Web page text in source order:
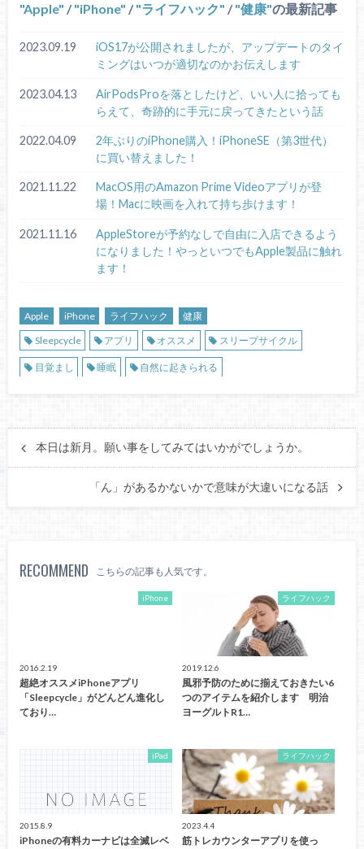
Apple / iPhone / ライフハック / 健康 の最新記事
2023.09.19
iOS17が公開されましたが、アップデートのタイ
ミングはいつが適切なのかお伝えします
2023.04.13
AirPodsProを落としたけど、いい人に拾っても
らえて、奇跡的に手元に戻ってきたという話
2022.04.09
2年ぶりのiPhone購入！iPhoneSE（第3世代）
に買い替えました！
2021.11.22
MacOS用のAmazon Prime Videoアプリが登
場！Macに映画を入れて持ち歩けます！
2021.11.16
AppleStoreが予約なしで自由に入店できるよう
になりました！やっといつでもApple製品に触れ
ます！
Apple iPhone ライフハック
健康
Sleepcycle
アプリ オススメ スリープサイクル
目覚まし 睡眠 自然に起きられる
本日は新月。願い事をしてみてはいかがでしょうか。
「ん」があるかないかで意味が大違いになる話
RECOMMEND こちらの記事も人気です。
iPhone
2016.2.19
超絶オススメiPhoneアプリ
「Sleepcycle」がどんどん進化し
ており…
ライフハック
2019.12.6
風邪予防のために揃えておきたい6
つのアイテムを紹介します 明治
ヨーグルトR1…
iPad
2015.8.9
iPhoneの有料カーナビは全滅レベ
ライフハック
2023.4.4
筋トレカウンターアプリを使っ